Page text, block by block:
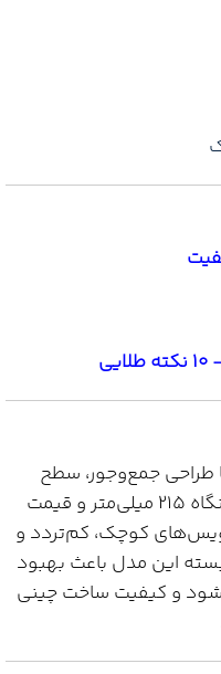
طراحی جمع‌وجور، سطح
لعاب‌خورده سفید براق، عمق نشیمنگاه ۲۱۵ میلی‌متر و قیمت
کوچک، کم‌تردد و
این مدل باعث بهبود
و کیفیت ساخت چینی